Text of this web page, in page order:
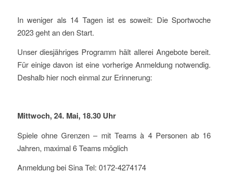
In weniger als 14 Tagen ist es soweit: Die Sportwoche
2023 geht an den Start.
Unser diesjähriges Programm hält allerei Angebote bereit.
Für einige davon ist eine vorherige Anmeldung notwendig.
Deshalb hier noch einmal zur Erinnerung:
Mittwoch, 24. Mai, 18.30 Uhr
Spiele ohne Grenzen – mit Teams à 4 Personen ab 16
Jahren, maximal 6 Teams möglich
Anmeldung bei Sina Tel: 0172-4274174